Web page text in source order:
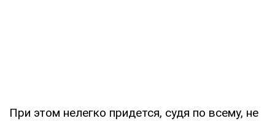
При этом нелегко придется, судя по всему, не